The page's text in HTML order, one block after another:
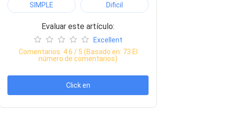
SIMPLE Dificil
Evaluar este artículo:
Excellent
Comentarios: 4.6 / 5 (Basado en: 73 El
número de comentarios)
Click en